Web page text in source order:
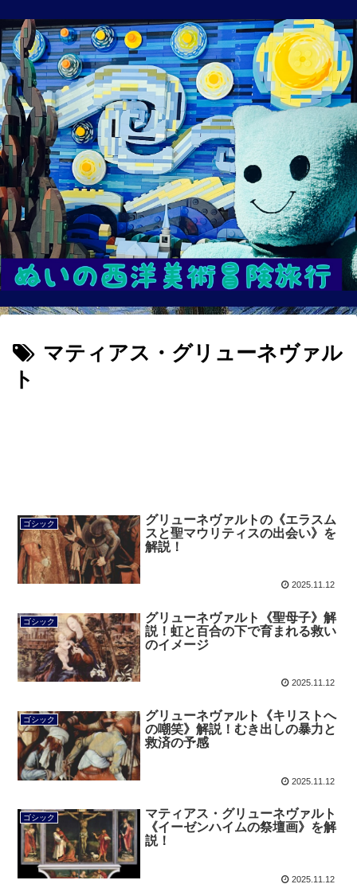
マティアス・グリューネヴァル
ト
ゴシック
グリューネヴァルトの《エラスム
スと聖マウリティスの出会い》を
解説！
2025.11.12
ゴシック
グリューネヴァルト《聖母子》解
説！虹と百合の下で育まれる救い
のイメージ
2025.11.12
ゴシック
グリューネヴァルト《キリストへ
の嘲笑》解説！むき出しの暴力と
救済の予感
2025.11.12
ゴシック
マティアス・グリューネヴァルト
《イーゼンハイムの祭壇画》を解
説！
2025.11.12